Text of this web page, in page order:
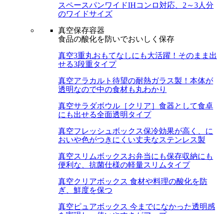
スペースパンワイドIHコンロ対応、2～3人分
のワイドサイズ
真空保存容器
食品の酸化を防いでおいしく保存
真空3重丸おもてなしにも大活躍！そのまま出
せる3段重タイプ
真空アラカルト 待望の耐熱ガラス製！本体が
透明なので中の食材も丸わかり
真空サラダボウル［クリア］ 食器として食卓
にも出せる全面透明タイプ
真空フレッシュボックス保冷効果が高く、に
おいや色がつきにくい丈夫なステンレス製
真空スリムボックスお弁当にも保存収納にも
便利な、抗菌仕様の軽量スリムタイプ
真空クリアボックス 食材や料理の酸化を防
ぎ、鮮度を保つ
真空ピュアボックス 今までになかった透明感